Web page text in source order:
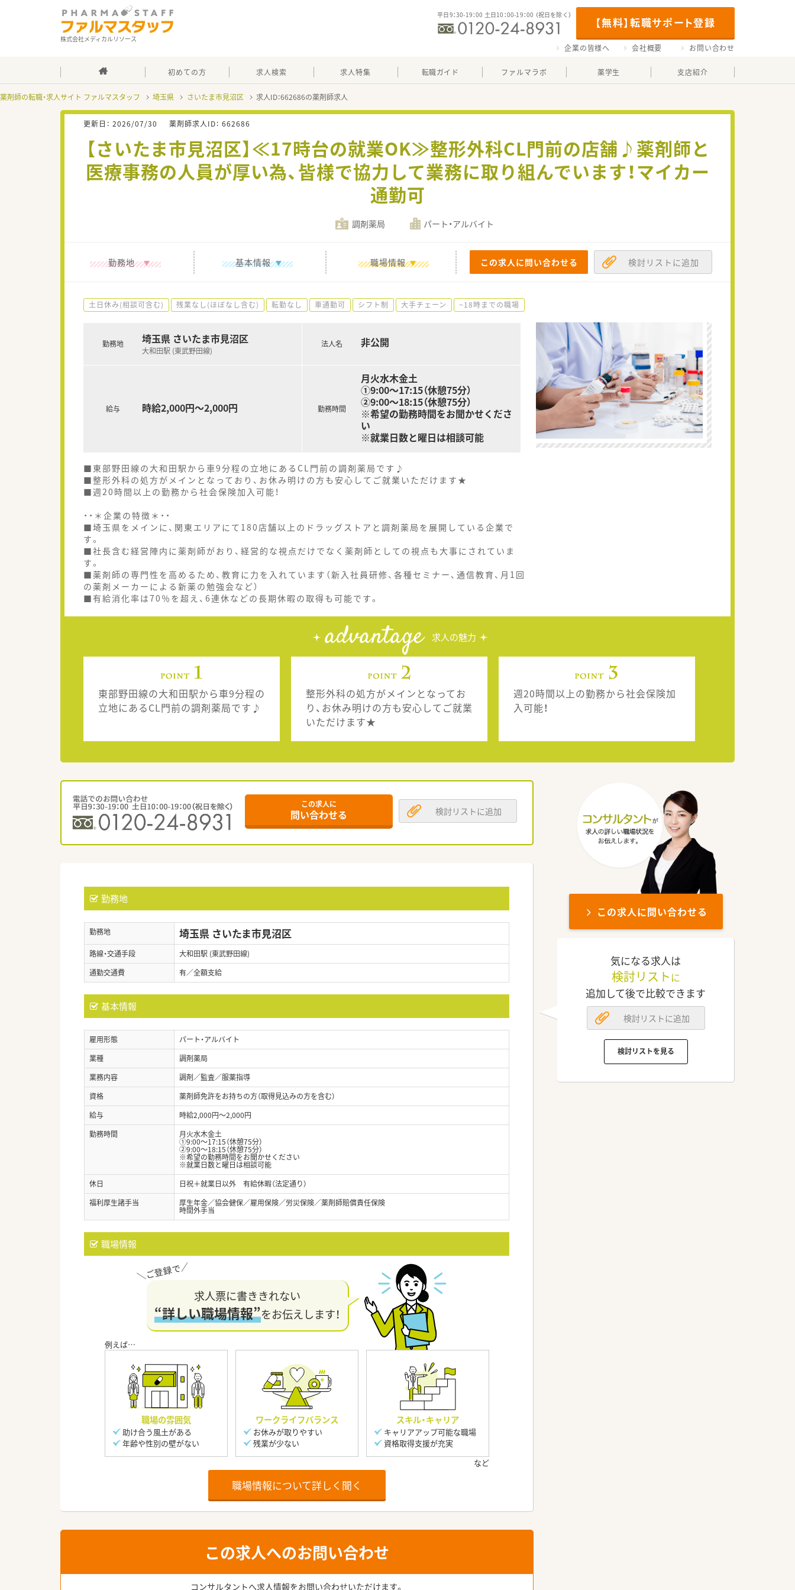
株式会社メディカルリソース
【無料】転職サポート登録
平日9：30-19：00 土日10：00-19：00 （祝日を除く）
企業の皆様へ 会社概要 お問い合わせ
初めての方 求人検索 求人特集 転職ガイド ファルマラボ 薬学生 支店紹介
薬剤師の転職・求人サイト ファルマスタッフ 埼玉県 さいたま市見沼区 求人ID：662686の薬剤師求人
更新日： 2026/07/30 薬剤師求人ID： 662686
【さいたま市見沼区】≪17時台の就業OK≫整形外科CL門前の店舗♪薬剤師と
医療事務の人員が厚い為、皆様で協力して業務に取り組んでいます！マイカー
通勤可
調剤薬局 パート・アルバイト
勤務地 基本情報 職場情報 この求人に問い合わせる 検討リストに追加
土日休み(相談可含む) 残業なし(ほぼなし含む) 転勤なし 車通勤可 シフト制 大手チェーン ~18時までの職場
勤務地 埼玉県 さいたま市見沼区
大和田駅 (東武野田線)
給与 時給2,000円～2,000円
法人名 非公開
勤務時間
月火水木金土
①9:00～17:15（休憩75分）
②9:00～18:15（休憩75分）
※希望の勤務時間をお聞かせくださ
い
※就業日数と曜日は相談可能
■東部野田線の大和田駅から車9分程の立地にあるCL門前の調剤薬局です♪
■整形外科の処方がメインとなっており、お休み明けの方も安心してご就業いただけます★
■週20時間以上の勤務から社会保険加入可能！
・・＊企業の特徴＊・・
■埼玉県をメインに、関東エリアにて180店舗以上のドラッグストアと調剤薬局を展開している企業で
す。
■社長含む経営陣内に薬剤師がおり、経営的な視点だけでなく薬剤師としての視点も大事にされていま
す。
■薬剤師の専門性を高めるため、教育に力を入れています（新入社員研修、各種セミナー、通信教育、月1回
の薬剤メーカーによる新薬の勉強会など）
■有給消化率は70％を超え、6連休などの長期休暇の取得も可能です。
advantage 求人の魅力
東部野田線の大和田駅から車9分程の
立地にあるCL門前の調剤薬局です♪
整形外科の処方がメインとなってお
り、お休み明けの方も安心してご就業
いただけます★
週20時間以上の勤務から社会保険加
入可能！
この求人に
問い合わせる 検討リストに追加
勤務地
勤務地 埼玉県 さいたま市見沼区
路線・交通手段
大和田駅 (東武野田線)
通勤交通費
有／全額支給
基本情報
雇用形態
パート・アルバイト
業種
調剤薬局
業務内容
調剤／監査／服薬指導
資格
薬剤師免許をお持ちの方（取得見込みの方を含む）
給与
時給2,000円～2,000円
勤務時間
月火水木金土
①9:00～17:15（休憩75分）
②9:00～18:15（休憩75分）
※希望の勤務時間をお聞かせください
※就業日数と曜日は相談可能
休日
日祝＋就業日以外 有給休暇（法定通り）
福利厚生諸手当
厚生年金／協会健保／雇用保険／労災保険／薬剤師賠償責任保険
時間外手当
職場情報
求人票に書ききれない
“詳しい職場情報”をお伝えします！
職場の雰囲気
助け合う風土がある
年齢や性別の壁がない
ワークライフバランス
お休みが取りやすい
残業が少ない
スキル・キャリア
キャリアアップ可能な職場
資格取得支援が充実
職場情報について詳しく聞く
この求人へのお問い合わせ
コンサルタントへ求人情報をお問い合わせいただけます。
この求人に問い合わせる
気になる求人は
検討リスト に
追加して後で比較できます
検討リストに追加
検討リストを見る